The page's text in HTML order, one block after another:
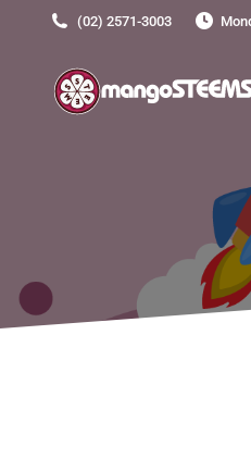
(02) 2571-3003